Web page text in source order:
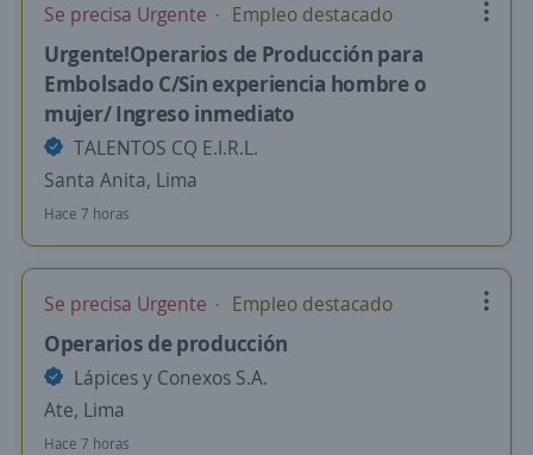
Se precisa Urgente Empleo destacado
Urgente!Operarios de Producción para
Embolsado C/Sin experiencia hombre o
mujer/ Ingreso inmediato
TALENTOS CQ E.I.R.L.
Santa Anita, Lima
Hace 7 horas
Se precisa Urgente Empleo destacado
Operarios de producción
Lápices y Conexos S.A.
Ate, Lima
Hace 7 horas